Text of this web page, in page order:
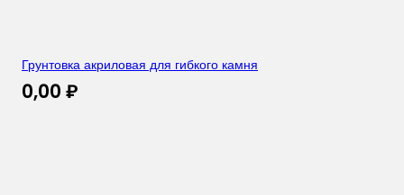
Грунтовка акриловая для гибкого камня
0,00 ₽